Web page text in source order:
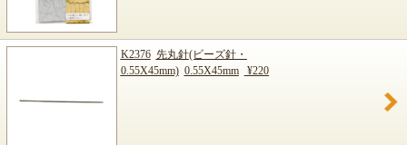
K2376 先丸針(ビーズ針・
0.55X45mm) 0.55X45mm ¥220